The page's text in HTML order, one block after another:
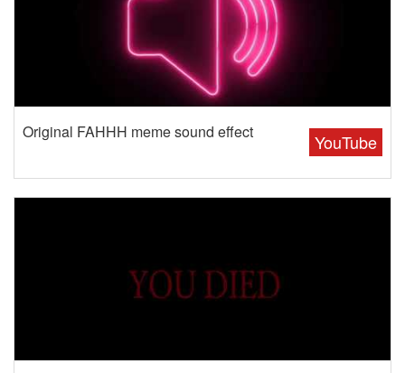
YouTube
Original FAHHH meme sound effect